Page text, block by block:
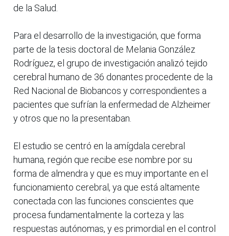
de la Salud.
Para el desarrollo de la investigación, que forma
parte de la tesis doctoral de Melania González
Rodríguez, el grupo de investigación analizó tejido
cerebral humano de 36 donantes procedente de la
Red Nacional de Biobancos y correspondientes a
pacientes que sufrían la enfermedad de Alzheimer
y otros que no la presentaban.
El estudio se centró en la amígdala cerebral
humana, región que recibe ese nombre por su
forma de almendra y que es muy importante en el
funcionamiento cerebral, ya que está altamente
conectada con las funciones conscientes que
procesa fundamentalmente la corteza y las
respuestas autónomas, y es primordial en el control